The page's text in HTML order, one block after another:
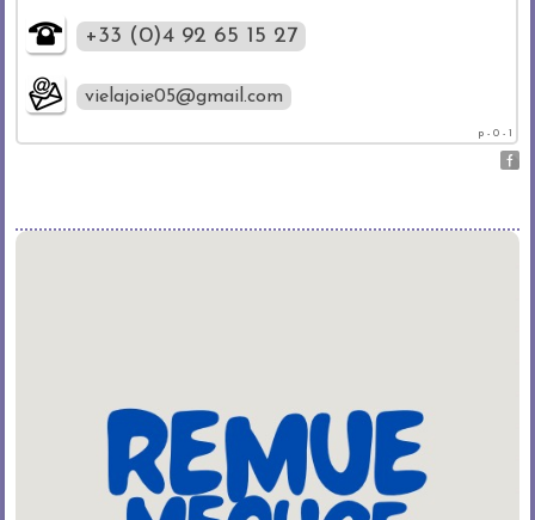
+33 (0)4 92 65 15 27
vielajoie05@gmail.com
p - 0 - 1